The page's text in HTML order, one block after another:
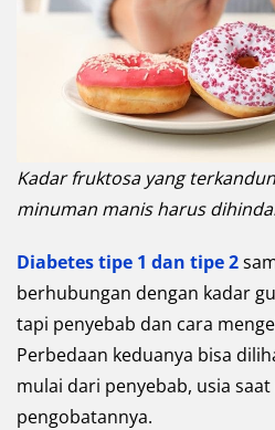
Kadar fruktosa yang
minuman manis harus
Diabetes tipe 1 dan tipe 2
berhubungan dengan kadar
tapi penyebab dan cara
Perbedaan keduanya bisa
mulai dari penyebab, usia
pengobatannya.